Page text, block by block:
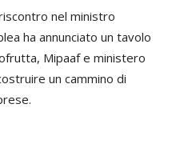
nel ministro
ha annunciato un tavolo
Mipaaf e ministero
un cammino di